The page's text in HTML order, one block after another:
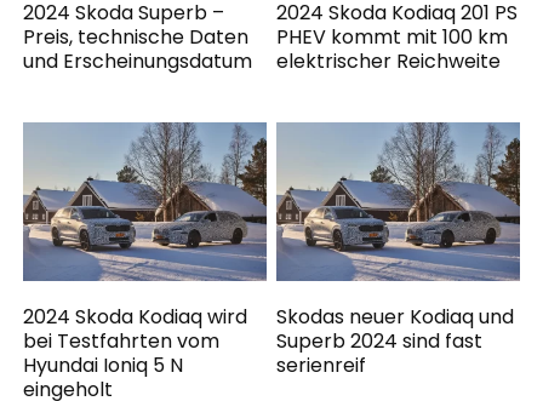
2024 Skoda Superb –
Preis, technische Daten
und Erscheinungsdatum
2024 Skoda Kodiaq 201 PS
PHEV kommt mit 100 km
elektrischer Reichweite
2024 Skoda Kodiaq wird
bei Testfahrten vom
Hyundai Ioniq 5 N
eingeholt
Skodas neuer Kodiaq und
Superb 2024 sind fast
serienreif